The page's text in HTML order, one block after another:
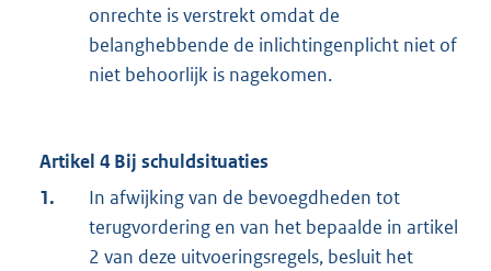
onrechte is verstrekt omdat de
belanghebbende de inlichtingenplicht niet of
niet behoorlijk is nagekomen.
Artikel 4 Bij schuldsituaties
1.
In afwijking van de bevoegdheden tot
terugvordering en van het bepaalde in artikel
2 van deze uitvoeringsregels, besluit het